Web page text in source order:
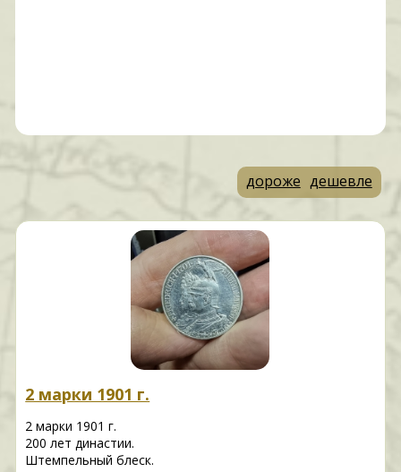
дороже дешевле
2 марки 1901 г.
2 марки 1901 г.
200 лет династии.
Штемпельный блеск.